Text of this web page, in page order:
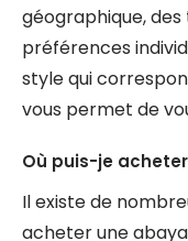
géographique,
préférences
style qui
vous permet de
Où puis-je
Il existe de
acheter une